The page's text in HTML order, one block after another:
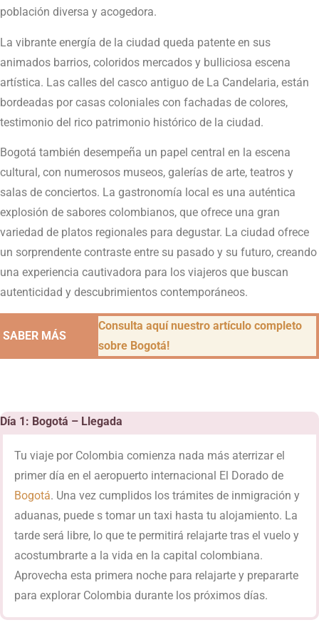
población diversa y acogedora.
La vibrante energía de la ciudad queda patente en sus
animados barrios, coloridos mercados y bulliciosa escena
artística. Las calles del casco antiguo de La Candelaria, están
bordeadas por casas coloniales con fachadas de colores,
testimonio del rico patrimonio histórico de la ciudad.
Bogotá también desempeña un papel central en la escena
cultural, con numerosos museos, galerías de arte, teatros y
salas de conciertos. La gastronomía local es una auténtica
explosión de sabores colombianos, que ofrece una gran
variedad de platos regionales para degustar. La ciudad ofrece
un sorprendente contraste entre su pasado y su futuro, creando
una experiencia cautivadora para los viajeros que buscan
autenticidad y descubrimientos contemporáneos.
SABER MÁS
Consulta aquí nuestro artículo completo
sobre Bogotá!
Día 1: Bogotá – Llegada
Tu viaje por Colombia comienza nada más aterrizar el
primer día en el aeropuerto internacional El Dorado de
Bogotá. Una vez cumplidos los trámites de inmigración y
aduanas, puede s tomar un taxi hasta tu alojamiento. La
tarde será libre, lo que te permitirá relajarte tras el vuelo y
acostumbrarte a la vida en la capital colombiana.
Aprovecha esta primera noche para relajarte y prepararte
para explorar Colombia durante los próximos días.